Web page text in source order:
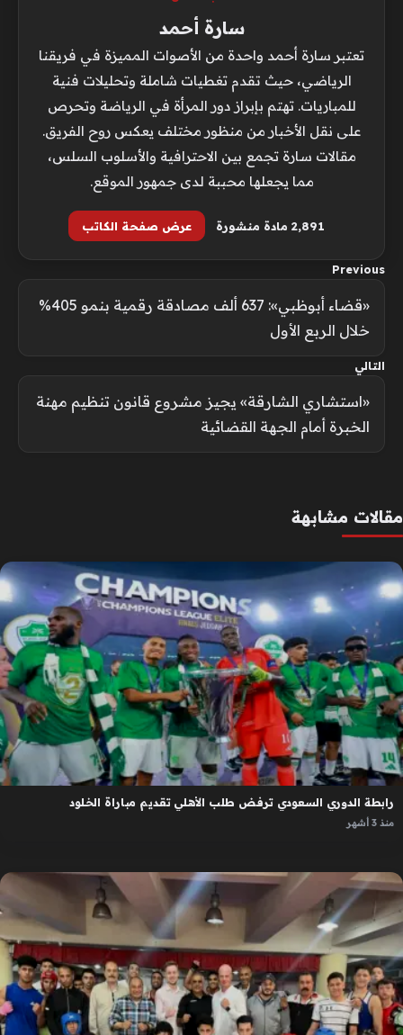
سارة أحمد
تعتبر سارة أحمد واحدة من الأصوات المميزة في فريقنا
الرياضي، حيث تقدم تغطيات شاملة وتحليلات فنية
للمباريات. تهتم بإبراز دور المرأة في الرياضة وتحرص
على نقل الأخبار من منظور مختلف يعكس روح الفريق.
مقالات سارة تجمع بين الاحترافية والأسلوب السلس،
مما يجعلها محببة لدى جمهور الموقع.
2٬891 مادة منشورة عرض صفحة الكاتب
Previous
«قضاء أبوظبي»: 637 ألف مصادقة رقمية بنمو 405%
خلال الربع الأول
التالي
«استشاري الشارقة» يجيز مشروع قانون تنظيم مهنة
الخبرة أمام الجهة القضائية
مقالات مشابهة
رابطة الدوري السعودي ترفض طلب الأهلي تقديم مباراة الخلود
منذ 3 أشهر